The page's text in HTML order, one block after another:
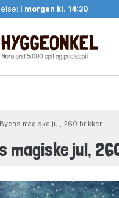
i morgen kl. 14:30
Byens magiske jul, 260 brikker
magiske jul,